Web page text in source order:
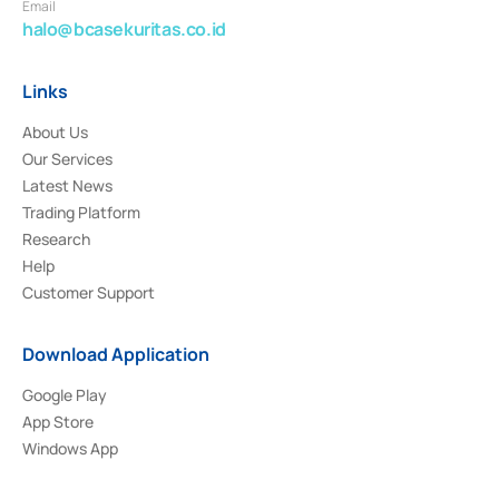
Email
halo@bcasekuritas.co.id
Links
About Us
Our Services
Latest News
Trading Platform
Research
Help
Customer Support
Download Application
Google Play
App Store
Windows App